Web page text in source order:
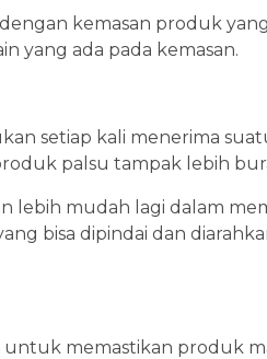
kemasan produk
yang ada pada kemasan.
setiap kali menerima
palsu tampak lebih
mudah lagi dalam
bisa dipindai dan
untuk memastikan produk